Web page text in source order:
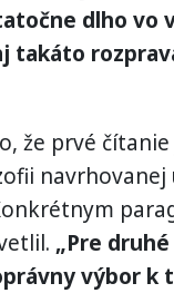
dlho
takáto
že prvé
„Pre
výbor k